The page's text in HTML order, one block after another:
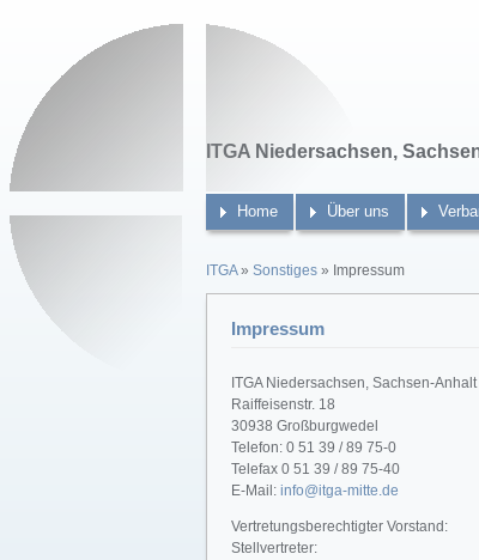
ITGA Niedersachsen,
Home Über uns
ITGA» Sonstiges » Impressum
Impressum
ITGA Niedersachsen, Sachsen-
Raiffeisenstr. 18
30938 Großburgwedel
Telefon: 0 51 39 / 89 75-0
Telefax 0 51 39 / 89 75-40
E-Mail: info@itga-mitte.de
Vertretungsberechtigter Vorstand:
Stellvertreter: